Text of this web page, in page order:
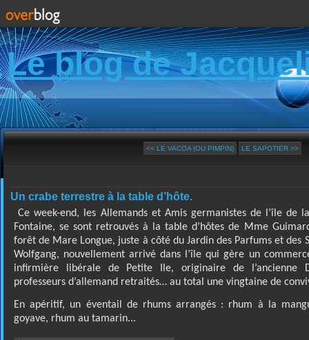
Le blog de
<< LE VACOA (OU PIMPIN) LE SAPOTIER >>
Un crabe terrestre à la table d’hôte.
Ce week-end, les Allemands et Amis germanistes de l’île de
Fontaine, se sont retrouvés à la table d’hôtes de Mme
forêt de Mare Longue, juste à côté du Jardin des Parfums et des
Wolfgang, nouvellement arrivé dans l’île qui gère un
infirmière libérale de Petite Ile, originaire de l’ancienne
professeurs d’allemand retraités… au total une vingtaine de
En apéritif, un éventail de rhums arrangés : rhum à la
goyave, rhum au tamarin...